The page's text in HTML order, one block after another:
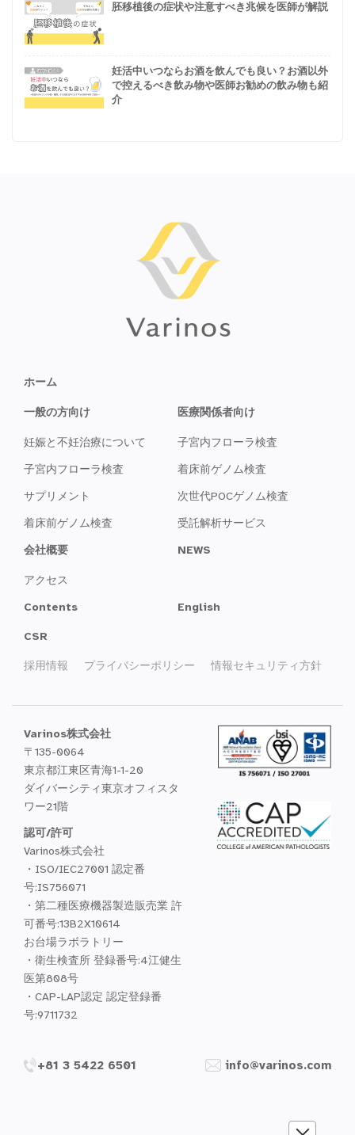
胚移植後の症状や注意すべき兆候を医師が解説
妊活中いつならお酒を飲んでも良い？お酒以外
で控えるべき飲み物や医師お勧めの飲み物も紹
介
ホーム
一般の方向け
妊娠と不妊治療について
子宮内フローラ検査
サプリメント
着床前ゲノム検査
医療関係者向け
子宮内フローラ検査
着床前ゲノム検査
次世代POCゲノム検査
受託解析サービス
会社概要
アクセス
NEWS
Contents English
CSR
採用情報 プライバシーポリシー 情報セキュリティ方針
Varinos株式会社
〒135-0064
東京都江東区青海1-1-20
ダイバーシティ東京オフィスタ
ワー21階
認可/許可
Varinos株式会社
・ISO/IEC27001 認定番
号:IS756071
・第二種医療機器製造販売業 許
可番号:13B2X10614
お台場ラボラトリー
・衛生検査所 登録番号:4江健生
医第808号
・CAP-LAP認定 認定登録番
号:9711732
+81 3 5422 6501 info@varinos.com